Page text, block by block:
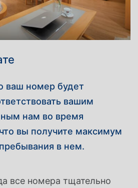
ваш номер будет
вашим
нам во время
вы получите максимум
в нем.
все номера тщательно